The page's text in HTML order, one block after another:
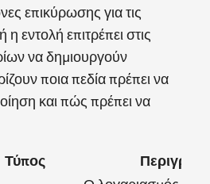
επικύρωσης για τις
η εντολή επιτρέπει στις
να δημιουργούν
ποια πεδία πρέπει να
και πώς πρέπει να
Τύπος